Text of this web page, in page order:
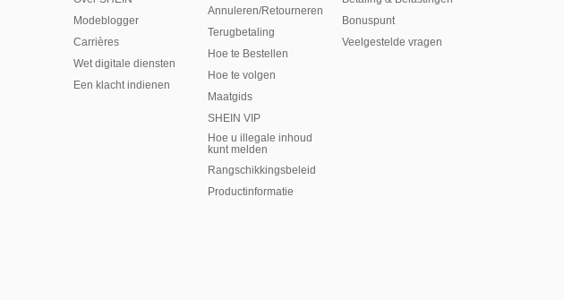
Modeblogger
Carrières
Wet digitale diensten
Een klacht indienen
Annuleren/Retourneren
Terugbetaling
Hoe te Bestellen
Hoe te volgen
Maatgids
SHEIN VIP
Hoe u illegale inhoud
kunt melden
Rangschikkingsbeleid
​Productinformatie
Bonuspunt
Veelgestelde vragen